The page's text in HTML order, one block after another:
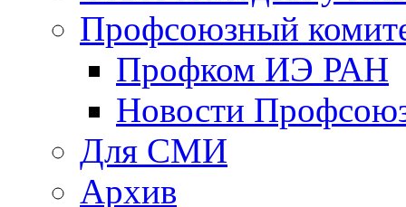
Профсоюзный
Профком ИЭ РАН
Новости
Для СМИ
Архив